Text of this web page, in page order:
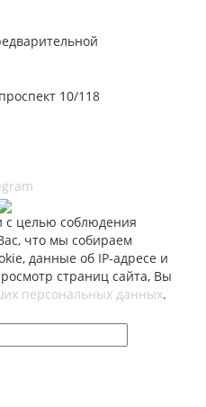
10/118
с целью соблюдения
что мы собираем
данные об IP-адресе и
страниц сайта, Вы
персональных данных.